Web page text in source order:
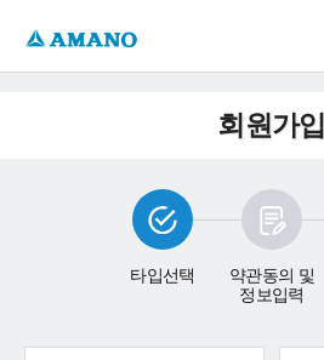
회원가입
타입선택
약관동의 및
정보입력